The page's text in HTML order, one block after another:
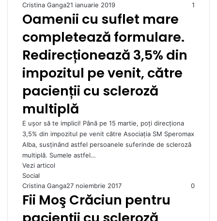
Cristina Ganga21 ianuarie 2019 1
Oamenii cu suflet mare
completează formulare.
Redirecționează 3,5% din
impozitul pe venit, către
pacienții cu scleroză
multiplă
E ușor să te implici! Până pe 15 martie, poți direcționa
3,5% din impozitul pe venit către Asociația SM Speromax
Alba, susținând astfel persoanele suferinde de scleroză
multiplă. Sumele astfel…
Vezi articol
Social
Cristina Ganga27 noiembrie 2017 0
Fii Moş Crăciun pentru